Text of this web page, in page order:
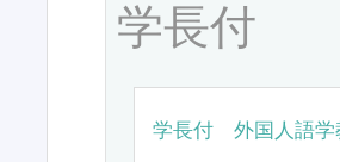
学長付
学長付 外国人語学